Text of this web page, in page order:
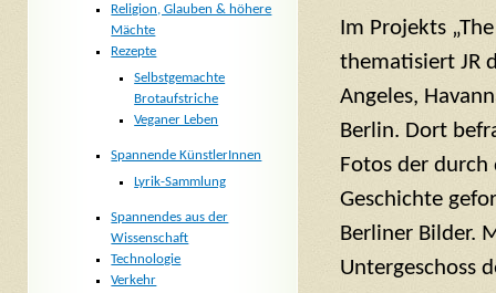
Im Projekts
thematisiert JR
Angeles,
Berlin. Dort
Fotos der durch
Geschichte
Berliner Bilder.
Untergeschoss
Religion, Glauben & höhere
Mächte
Rezepte
Selbstgemachte
Brotaufstriche
Veganer Leben
Spannende KünstlerInnen
Lyrik-Sammlung
Spannendes aus der
Wissenschaft
Technologie
Verkehr